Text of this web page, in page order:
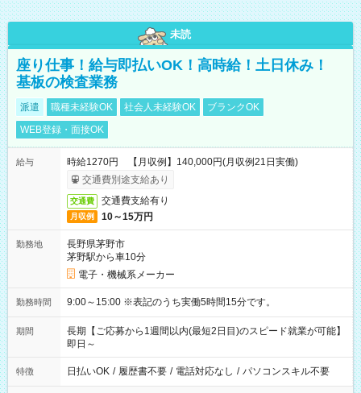
未読
座り仕事！給与即払いOK！高時給！土日休み！
基板の検査業務
派遣 職種未経験OK 社会人未経験OK
ブランクOK
WEB登録・面接OK
給与
時給1270円 【月収例】140,000円(月収例21日実働)
交通費別途支給あり
交通費 交通費支給有り
月収例 10～15万円
勤務地
長野県茅野市
茅野駅から車10分
電子・機械系メーカー
勤務時間 9:00～15:00 ※表記のうち実働5時間15分です。
期間
長期【ご応募から1週間以内(最短2日目)のスピード就業が可能】
即日～
特徴 日払いOK / 履歴書不要 / 電話対応なし / パソコンスキル不要